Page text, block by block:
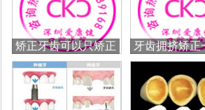
矫正牙齿可以只矫正
一排牙齿吗？
牙齿拥挤矫正
拔牙吗